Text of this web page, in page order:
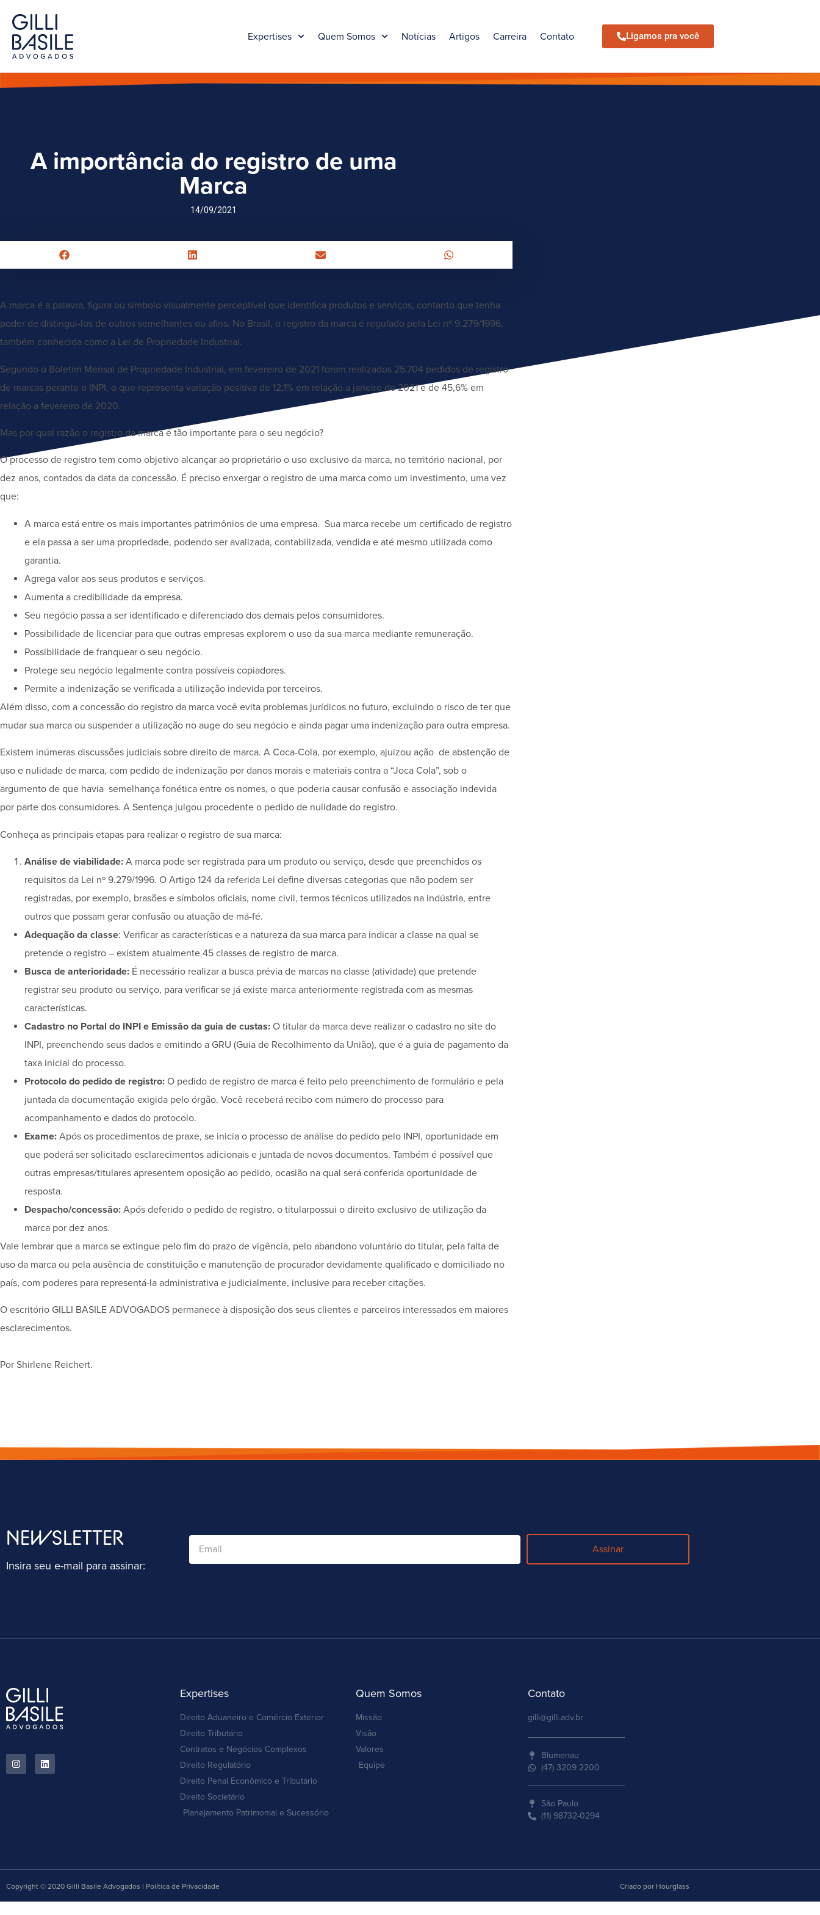
Expertises Quem Somos Notícias Artigos Carreira Contato Ligamos pra você
A importância do registro de uma
Marca
14/09/2021
A marca é a palavra, figura ou símbolo visualmente perceptível que identifica produtos e serviços, contanto que tenha
poder de distingui-los de outros semelhantes ou afins. No Brasil, o registro da marca é regulado pela Lei nº 9.279/1996,
também conhecida como a Lei de Propriedade Industrial.
Segundo o Boletim Mensal de Propriedade Industrial, em fevereiro de 2021 foram realizados 25.704 pedidos de registro
de marcas perante o INPI, o que representa variação positiva de 12,1% em relação a janeiro de 2021 e de 45,6% em
relação a fevereiro de 2020.
Mas por qual razão o registro da marca é tão importante para o seu negócio?
O processo de registro tem como objetivo alcançar ao proprietário o uso exclusivo da marca, no território nacional, por
dez anos, contados da data da concessão. É preciso enxergar o registro de uma marca como um investimento, uma vez
que:
A marca está entre os mais importantes patrimônios de uma empresa. Sua marca recebe um certificado de registro
e ela passa a ser uma propriedade, podendo ser avalizada, contabilizada, vendida e até mesmo utilizada como
garantia.
Agrega valor aos seus produtos e serviços.
Aumenta a credibilidade da empresa.
Seu negócio passa a ser identificado e diferenciado dos demais pelos consumidores.
Possibilidade de licenciar para que outras empresas explorem o uso da sua marca mediante remuneração.
Possibilidade de franquear o seu negócio.
Protege seu negócio legalmente contra possíveis copiadores.
Permite a indenização se verificada a utilização indevida por terceiros.
Além disso, com a concessão do registro da marca você evita problemas jurídicos no futuro, excluindo o risco de ter que
mudar sua marca ou suspender a utilização no auge do seu negócio e ainda pagar uma indenização para outra empresa.
Existem inúmeras discussões judiciais sobre direito de marca. A Coca-Cola, por exemplo, ajuizou ação de abstenção de
uso e nulidade de marca, com pedido de indenização por danos morais e materiais contra a “Joca Cola”, sob o
argumento de que havia semelhança fonética entre os nomes, o que poderia causar confusão e associação indevida
por parte dos consumidores. A Sentença julgou procedente o pedido de nulidade do registro.
Conheça as principais etapas para realizar o registro de sua marca:
Análise de viabilidade: A marca pode ser registrada para um produto ou serviço, desde que preenchidos os
requisitos da Lei nº 9.279/1996. O Artigo 124 da referida Lei define diversas categorias que não podem ser
registradas, por exemplo, brasões e símbolos oficiais, nome civil, termos técnicos utilizados na indústria, entre
outros que possam gerar confusão ou atuação de má-fé.
Adequação da classe: Verificar as características e a natureza da sua marca para indicar a classe na qual se
pretende o registro – existem atualmente 45 classes de registro de marca.
Busca de anterioridade: É necessário realizar a busca prévia de marcas na classe (atividade) que pretende
registrar seu produto ou serviço, para verificar se já existe marca anteriormente registrada com as mesmas
características.
Cadastro no Portal do INPI e Emissão da guia de custas: O titular da marca deve realizar o cadastro no site do
INPI, preenchendo seus dados e emitindo a GRU (Guia de Recolhimento da União), que é a guia de pagamento da
taxa inicial do processo.
Protocolo do pedido de registro: O pedido de registro de marca é feito pelo preenchimento de formulário e pela
juntada da documentação exigida pelo órgão. Você receberá recibo com número do processo para
acompanhamento e dados do protocolo.
Exame: Após os procedimentos de praxe, se inicia o processo de análise do pedido pelo INPI, oportunidade em
que poderá ser solicitado esclarecimentos adicionais e juntada de novos documentos. Também é possível que
outras empresas/titulares apresentem oposição ao pedido, ocasião na qual será conferida oportunidade de
resposta.
Despacho/concessão: Após deferido o pedido de registro, o titularpossui o direito exclusivo de utilização da
marca por dez anos.
Vale lembrar que a marca se extingue pelo fim do prazo de vigência, pelo abandono voluntário do titular, pela falta de
uso da marca ou pela ausência de constituição e manutenção de procurador devidamente qualificado e domiciliado no
país, com poderes para representá-la administrativa e judicialmente, inclusive para receber citações.
O escritório GILLI BASILE ADVOGADOS permanece à disposição dos seus clientes e parceiros interessados em maiores
esclarecimentos.
Por Shirlene Reichert.
NEWSLETTER
Insira seu e-mail para assinar:
Assinar
Expertises
Direito Aduaneiro e Comércio Exterior
Direito Tributário
Contratos e Negócios Complexos
Direito Regulatório
Direito Penal Econômico e Tributário
Direito Societário
Planejamento Patrimonial e Sucessório
Quem Somos
Missão
Visão
Valores
Equipe
Contato
gilli@gilli.adv.br
Blumenau
(47) 3209 2200
São Paulo
(11) 98732-0294
Copyright © 2020 Gilli Basile Advogados | Política de Privacidade Criado por Hourglass